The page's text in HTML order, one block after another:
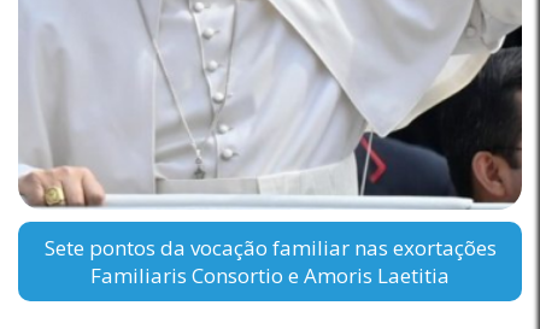
Sete pontos da vocação familiar nas exortações
Familiaris Consortio e Amoris Laetitia